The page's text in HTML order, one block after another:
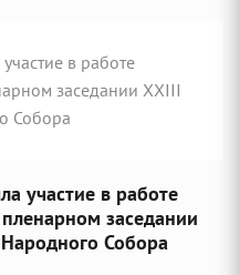
участие в работе
заседании
Собора